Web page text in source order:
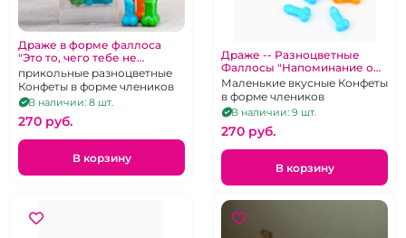
Драже в форме фаллоса
"Это то, чего тебе не
хватает"
прикольные разноцветные
Конфеты в форме члеников
В наличии: 8 шт.
270 pуб.
В корзину
Драже -- Разноцветные
Фаллосы "Напоминание о
бывшем"
Маленькие вкусные Конфеты
в форме члеников
В наличии: 9 шт.
270 pуб.
В корзину